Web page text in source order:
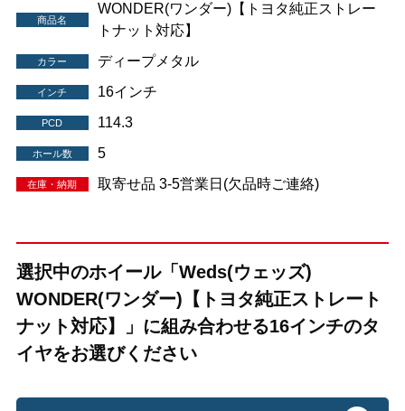
商品名
WONDER(ワンダー)【トヨタ純正ストレー
トナット対応】
カラー ディープメタル
インチ 16インチ
PCD 114.3
ホール数 5
在庫・納期 取寄せ品 3-5営業日(欠品時ご連絡)
選択中のホイール「Weds(ウェッズ)
WONDER(ワンダー)【トヨタ純正ストレート
ナット対応】」に組み合わせる16インチのタ
イヤをお選びください